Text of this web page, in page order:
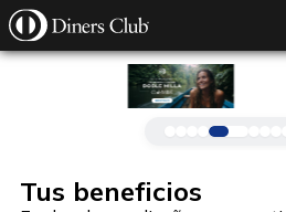
Pasar al contenido principal
Tus beneficios